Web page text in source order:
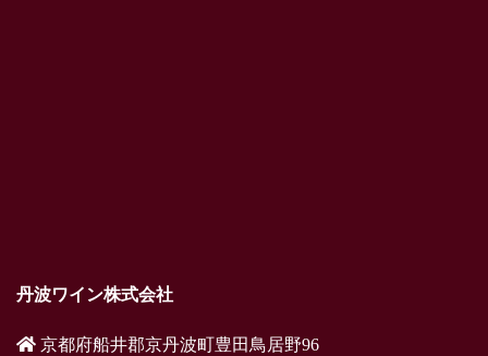
丹波ワイン株式会社
京都府船井郡京丹波町豊田鳥居野96